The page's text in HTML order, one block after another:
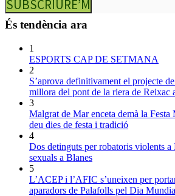
SUBSCRIURE’M
És tendència ara
1
ESPORTS CAP DE SETMANA
2
S’aprova definitivament el projecte
millora del pont de la riera de Reixac
3
Malgrat de Mar enceta demà la
deu dies de festa i tradició
4
Dos detinguts per robatoris violents a
sexuals a Blanes
5
L’ACEP i l’AFIC s’uneixen per
aparadors de Palafolls pel Dia